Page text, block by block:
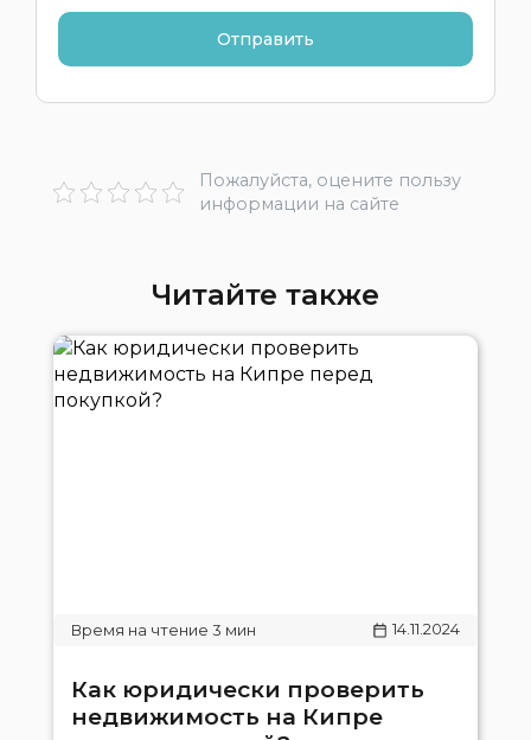
Пожалуйста, оцените пользу
информации на сайте
Читайте также
14.11.2024
Как юридически проверить
недвижимость на Кипре